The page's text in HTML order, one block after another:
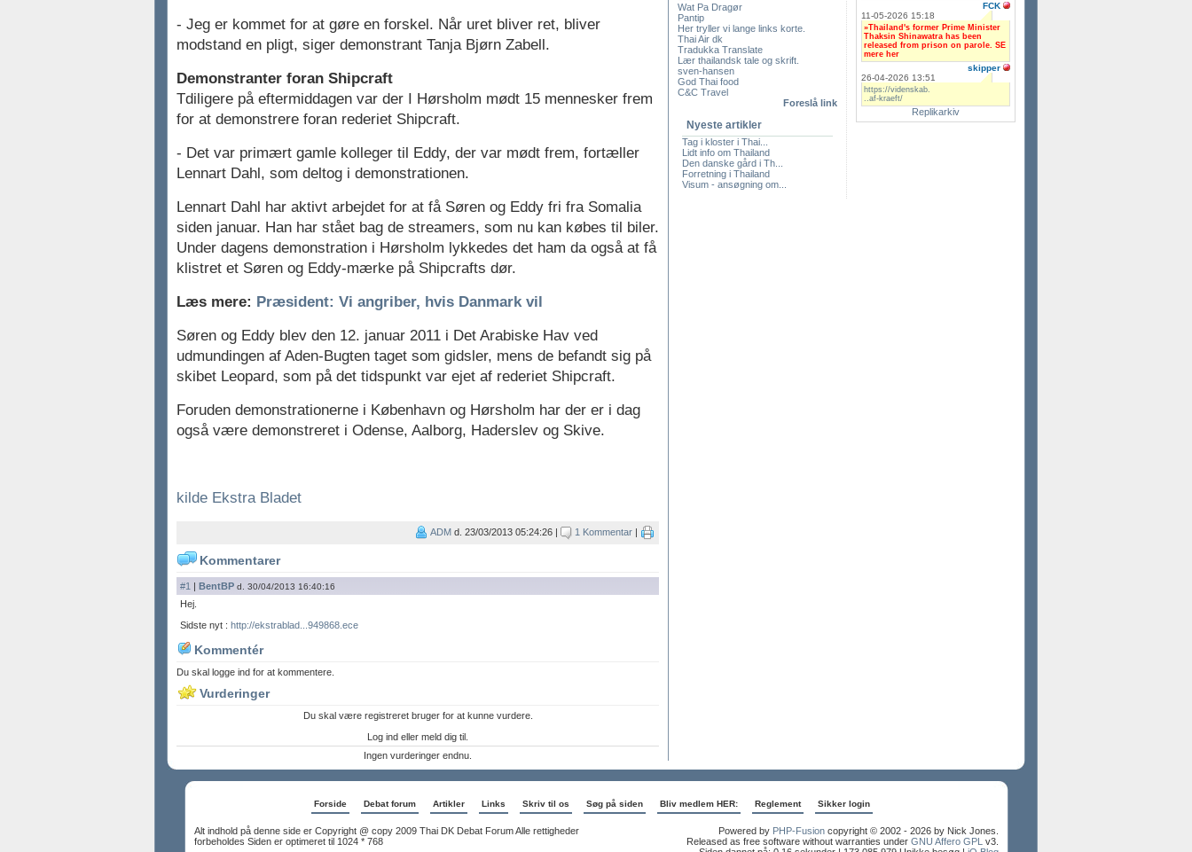
- Jeg er kommet for at gøre en forskel. Når uret bliver ret, bliver
modstand en pligt, siger demonstrant Tanja Bjørn Zabell.
Demonstranter foran Shipcraft
Tdiligere på eftermiddagen var der I Hørsholm mødt 15 mennesker frem
for at demonstrere foran rederiet Shipcraft.
- Det var primært gamle kolleger til Eddy, der var mødt frem, fortæller
Lennart Dahl, som deltog i demonstrationen.
Lennart Dahl har aktivt arbejdet for at få Søren og Eddy fri fra Somalia
siden januar. Han har stået bag de streamers, som nu kan købes til biler.
Under dagens demonstration i Hørsholm lykkedes det ham da også at få
klistret et Søren og Eddy-mærke på Shipcrafts dør.
Læs mere: Præsident: Vi angriber, hvis Danmark vil
Søren og Eddy blev den 12. januar 2011 i Det Arabiske Hav ved
udmundingen af Aden-Bugten taget som gidsler, mens de befandt sig på
skibet Leopard, som på det tidspunkt var ejet af rederiet Shipcraft.
Foruden demonstrationerne i København og Hørsholm har der er i dag
også være demonstreret i Odense, Aalborg, Haderslev og Skive.
kilde Ekstra Bladet
ADM d. 23/03/2013 05:24:26 | 1 Kommentar |
Kommentarer
#1 | BentBP d. 30/04/2013 16:40:16
Hej.
Sidste nyt : http://ekstrablad...949868.ece
Kommentér
Du skal logge ind for at kommentere.
Vurderinger
Du skal være registreret bruger for at kunne vurdere.
Log ind eller meld dig til.
Ingen vurderinger endnu.
Wat Pa Dragør
Pantip
Her tryller vi lange links korte.
Thai Air dk
Tradukka Translate
Lær thailandsk tale og skrift.
sven-hansen
God Thai food
C&C Travel
Foreslå link
Nyeste artikler
Tag i kloster i Thai...
Lidt info om Thailand
Den danske gård i Th...
Forretning i Thailand
Visum - ansøgning om...
FCK
11-05-2026 15:18
»Thailand's former Prime Minister
Thaksin Shinawatra has been
released from prison on parole. SE
mere her
skipper
26-04-2026 13:51
https://videnskab.
..af-kraeft/
Replikarkiv
Forside Debat forum Artikler Links Skriv til os Søg på siden Bliv medlem HER: Reglement Sikker login
Alt indhold på denne side er Copyright @ copy 2009 Thai DK Debat Forum Alle rettigheder
forbeholdes Siden er optimeret til 1024 * 768
Powered by PHP-Fusioncopyright © 2002 - 2026 by Nick Jones.
Released as free software without warranties under GNU Affero GPL v3.